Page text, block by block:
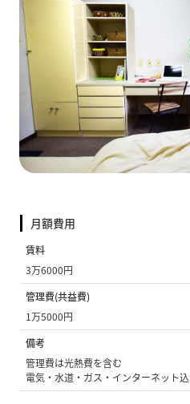
月額費用
賃料
3万6000円
管理費(共益費)
1万5000円
備考
管理費は光熱費を含む
電気・水道・ガス・インターネット込